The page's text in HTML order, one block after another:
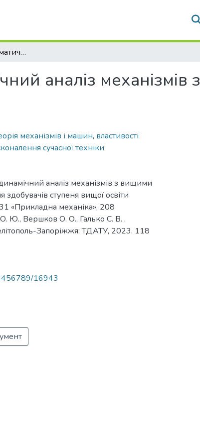
Структурний, кінематичний та динамічний аналіз механізмів з вищими парами: посібник-практикум
аналіз механізмів з
механізмів і машин, властивості
сучасної техніки
аналіз механізмів з вищими
ступеня вищої освіти
«Прикладна механіка», 208
Ю., Вершков О. О., Галько С. В. ,
Запоріжжя: ТДАТУ, 2023. 118
16943